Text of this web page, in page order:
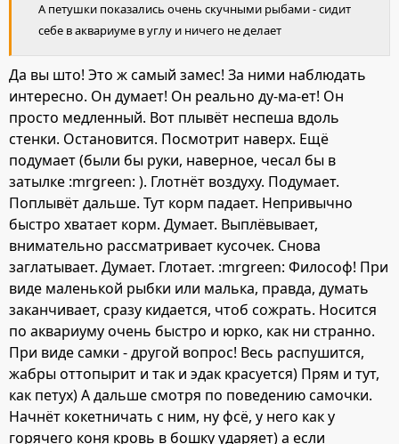
А петушки показались очень скучными рыбами - сидит
себе в аквариуме в углу и ничего не делает
Да вы што! Это ж самый замес! За ними наблюдать
интересно. Он думает! Он реально ду-ма-ет! Он
просто медленный. Вот плывёт неспеша вдоль
стенки. Остановится. Посмотрит наверх. Ещё
подумает (были бы руки, наверное, чесал бы в
затылке :mrgreen: ). Глотнёт воздуху. Подумает.
Поплывёт дальше. Тут корм падает. Непривычно
быстро хватает корм. Думает. Выплёвывает,
внимательно рассматривает кусочек. Снова
заглатывает. Думает. Глотает. :mrgreen: Философ! При
виде маленькой рыбки или малька, правда, думать
заканчивает, сразу кидается, чтоб сожрать. Носится
по аквариуму очень быстро и юрко, как ни странно.
При виде самки - другой вопрос! Весь распушится,
жабры оттопырит и так и эдак красуется) Прям и тут,
как петух) А дальше смотря по поведению самочки.
Начнёт кокетничать с ним, ну фсё, у него как у
горячего коня кровь в бошку ударяет) а если